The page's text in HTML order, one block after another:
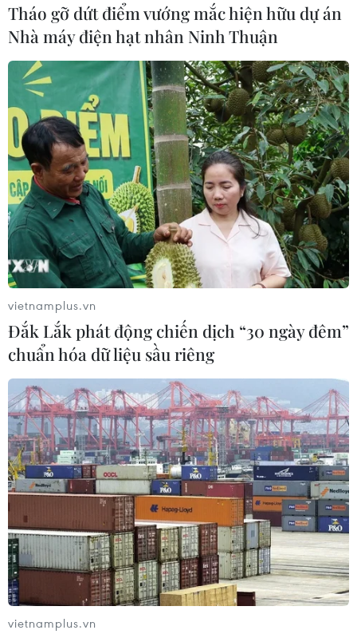
TIN CÙNG CHUYÊN MỤC
Buổi hòa nhạc kéo dài 639 năm vừa
mới hoàn thành 4% hành trình
06/08/2026 11:54
Chương trình nghệ thuật 'Giai điệu
Tổ quốc' - Khắc họa một Việt Nam
Tháo gỡ dứt điểm vướng mắc hiện hữu dự án
Nhà máy điện hạt nhân Ninh Thuận
vietnamplus.vn
Đắk Lắk phát động chiến dịch “30 ngày đêm”
chuẩn hóa dữ liệu sầu riêng
vietnamplus.vn